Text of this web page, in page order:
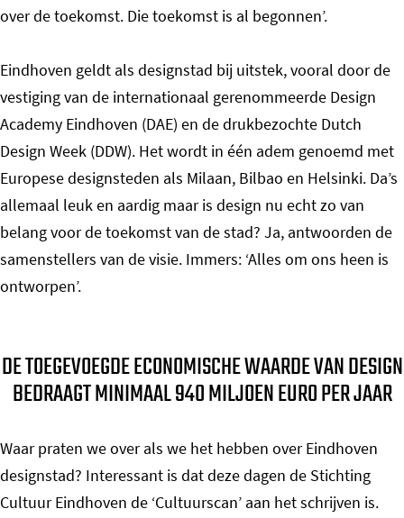
over de toekomst. Die toekomst is al begonnen’.
Eindhoven geldt als designstad bij uitstek, vooral door de
vestiging van de internationaal gerenommeerde Design
Academy Eindhoven (DAE) en de drukbezochte Dutch
Design Week (DDW). Het wordt in één adem genoemd met
Europese designsteden als Milaan, Bilbao en Helsinki. Da’s
allemaal leuk en aardig maar is design nu echt zo van
belang voor de toekomst van de stad? Ja, antwoorden de
samenstellers van de visie. Immers: ‘Alles om ons heen is
ontworpen’.
DE TOEGEVOEGDE ECONOMISCHE WAARDE VAN DESIGN
BEDRAAGT MINIMAAL 940 MILJOEN EURO PER JAAR
Waar praten we over als we het hebben over Eindhoven
designstad? Interessant is dat deze dagen de Stichting
Cultuur Eindhoven de ‘Cultuurscan’ aan het schrijven is.